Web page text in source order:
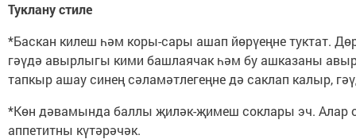
Туклану стиле
*Баскан килеш һәм коры-сары ашап йөрүеңне туктат.
гәүдә авырлыгы кими башлаячак һәм бу ашказаны
тапкыр ашау синең сәламәтлегеңне дә саклап калыр,
*Көн дәвамында баллы җиләк-җимеш соклары эч. Алар
аппетитны күтәрәчәк.